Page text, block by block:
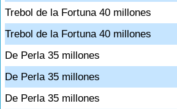
Trebol de la Fortuna 40 millones
Trebol de la Fortuna 40 millones
De Perla 35 millones
De Perla 35 millones
De Perla 35 millones